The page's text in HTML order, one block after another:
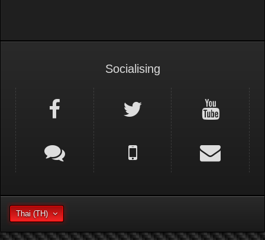
Socialising
Thai (TH)